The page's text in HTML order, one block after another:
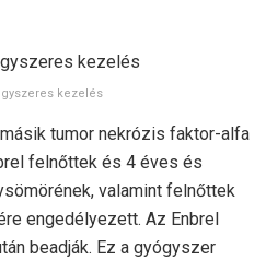
kezelés
tumor nekrózis faktor-alfa
felnőttek és 4 éves és
valamint felnőttek
engedélyezett. Az Enbrel
beadják. Ez a gyógyszer